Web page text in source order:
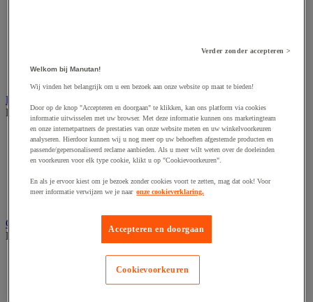
Accessoires voor zaag
Elektrische toebehoren en verlichting
Bekijk de hele productgroep
Accessoires voor elektrisch schakelpaneel
Batterij, oplader en kabel
Elektrische kabel
Verlengsnoer, stekkerdoos en kapelhaspel
Wandcontactdoos en schakelaar
Gereedschap opbergen
Bekijk de hele productgroep
Assortimentsdoos en gereedschapkoffer
Gereedschapskist en opbergtas
Gereedschapskoffer en versterkte kist
Verder zonder accepteren >
Welkom bij Manutan!
Wij vinden het belangrijk om u een bezoek aan onze website op maat te bieden!
Door op de knop "Accepteren en doorgaan" te klikken, kan ons platform via cookies
informatie uitwisselen met uw browser. Met deze informatie kunnen ons marketingteam
en onze internetpartners de prestaties van onze website meten en uw winkelvoorkeuren
analyseren. Hierdoor kunnen wij u nog meer op uw behoeften afgestemde producten en
passende/gepersonaliseerd reclame aanbieden. Als u meer wilt weten over de doeleinden
en voorkeuren voor elk type cookie, klikt u op "Cookievoorkeuren".
En als je ervoor kiest om je bezoek zonder cookies voort te zetten, mag dat ook! Voor
meer informatie verwijzen we je naar onze cookieverklaring.
Accepteren en doorgaan
Cookievoorkeuren